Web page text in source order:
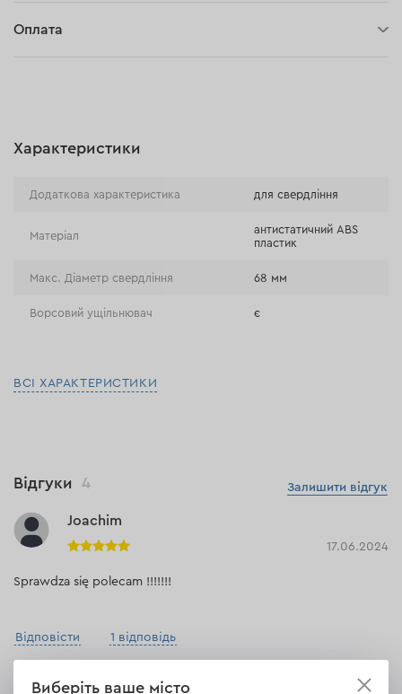
Оплата
Оплата на розрахунковий рахунок (Традиційний переказ)
Характеристики
Додаткова характеристика для свердління
Матеріал
антистатичний ABS
пластик
Макс. Діаметр свердління 68 мм
Ворсовий ущільнювач є
ВСІ ХАРАКТЕРИСТИКИ
Залишити відгук
Відгуки 4
Joachim
17.06.2024
Sprawdza się polecam !!!!!!!
Відповісти 1 відповідь
Виберіть ваше місто